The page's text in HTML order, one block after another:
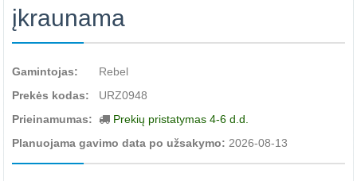
įkraunama
Gamintojas:
Rebel
Prekės kodas:
URZ0948
Prieinamumas:
Prekių pristatymas 4-6 d.d.
Planuojama gavimo data po užsakymo: 2026-08-13